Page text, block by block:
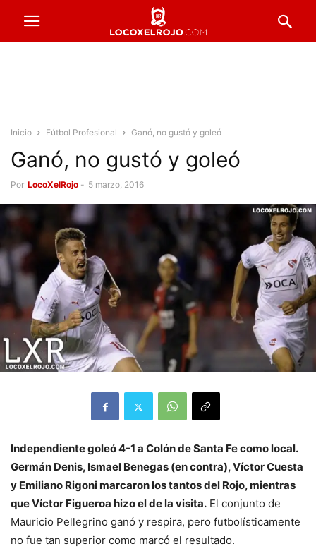
Inicio Fútbol Profesional Ganó, no gustó y goleó
Ganó, no gustó y goleó
Por LocoXelRojo - 5 marzo, 2016
Independiente goleó 4-1 a Colón de Santa Fe como local.
Germán Denis, Ismael Benegas (en contra), Víctor Cuesta
y Emiliano Rigoni marcaron los tantos del Rojo, mientras
que Víctor Figueroa hizo el de la visita. El conjunto de
Mauricio Pellegrino ganó y respira, pero futbolísticamente
no fue tan superior como marcó el resultado.